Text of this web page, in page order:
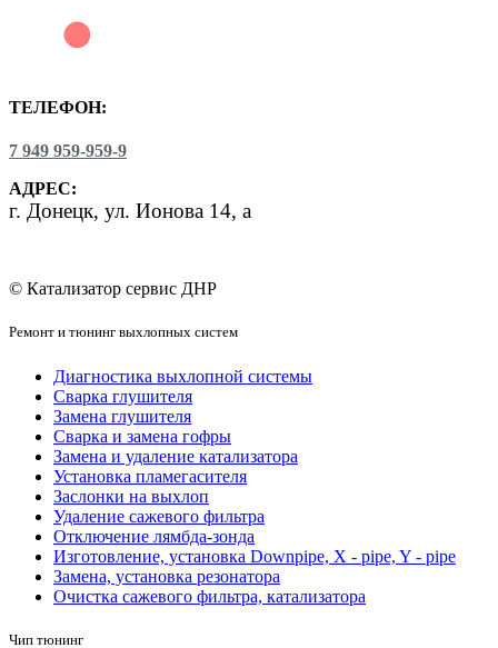
ТЕЛЕФОН:
7 949 959-959-9
АДРЕС:
г. Донецк, ул. Ионова 14, а
© Катализатор сервис ДНР
Ремонт и тюнинг выхлопных систем
Диагностика выхлопной системы
Сварка глушителя
Замена глушителя
Сварка и замена гофры
Замена и удаление катализатора
Установка пламегасителя
Заслонки на выхлоп
Удаление сажевого фильтра
Отключение лямбда-зонда
Изготовление, установка Downpipe, X - pipe, Y - pipe
Замена, установка резонатора
Очистка сажевого фильтра, катализатора
Чип тюнинг